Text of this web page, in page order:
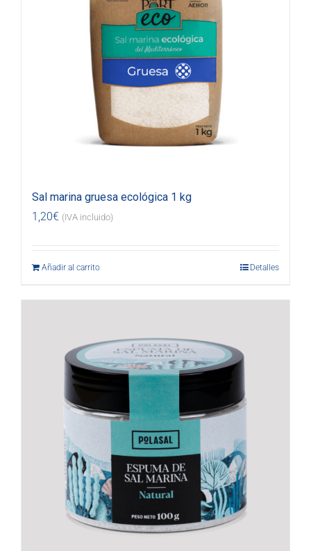
Sal marina gruesa ecológica 1 kg
1,20€ (IVA incluido)
Añadir al carrito Detalles